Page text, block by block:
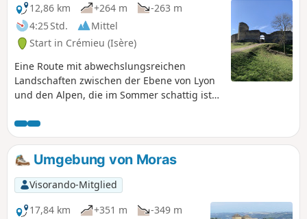
12,86 km
+264 m
-263 m
4:25 Std.
Mittel
Start in Crémieu (Isère)
Eine Route mit abwechslungsreichen
Landschaften zwischen der Ebene von Lyon
und den Alpen, die im Sommer schattig ist
Umgebung von Moras
Visorando-Mitglied
17,84 km
+351 m -349 m